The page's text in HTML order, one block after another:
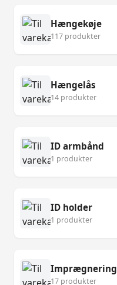
Hængekøje
117 produkter
Hængelås
14 produkter
ID armbånd
1 produkter
ID holder
1 produkter
Imprægnering
17 produkter